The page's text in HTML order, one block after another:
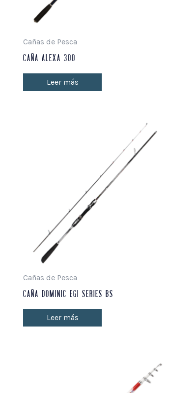
Cañas de Pesca
CAÑA ALEXA 300
Leer más
Cañas de Pesca
CAÑA DOMINIC EGI SERIES BS
Leer más